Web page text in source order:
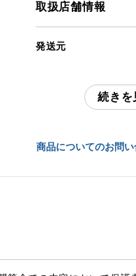
影、運搬備品は除く）
アイテム状態
外箱は若干の傷みが
傷・擦れがあります
レルウェイトが組み
若干の色ムラがあり
取扱店舗情報
発送元
続きを
商品についてのお問